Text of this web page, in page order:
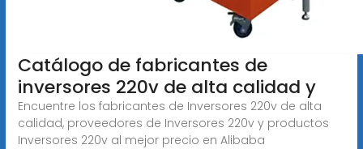
Catálogo de fabricantes de
inversores 220v de alta calidad y
Encuentre los fabricantes de Inversores 220v de alta
calidad, proveedores de Inversores 220v y productos
Inversores 220v al mejor precio en Alibaba